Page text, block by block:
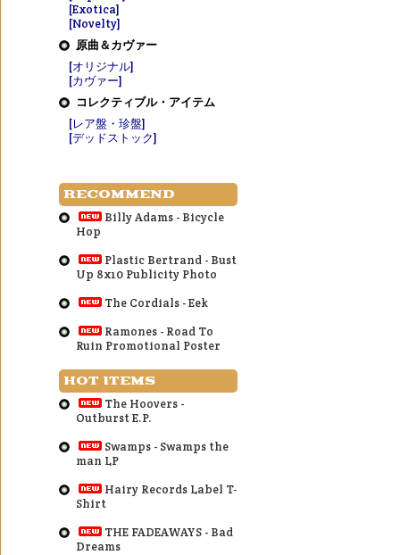
[Exotica]
[Novelty]
原曲＆カヴァー
[オリジナル]
[カヴァー]
コレクティブル・アイテム
[レア盤・珍盤]
[デッドストック]
RECOMMEND
Billy Adams - Bicycle
Hop
Plastic Bertrand - Bust
Up 8x10 Publicity Photo
The Cordials - Eek
Ramones - Road To
Ruin Promotional Poster
HOT ITEMS
The Hoovers -
Outburst E.P.
Swamps - Swamps the
man LP
Hairy Records Label T-
Shirt
THE FADEAWAYS - Bad
Dreams